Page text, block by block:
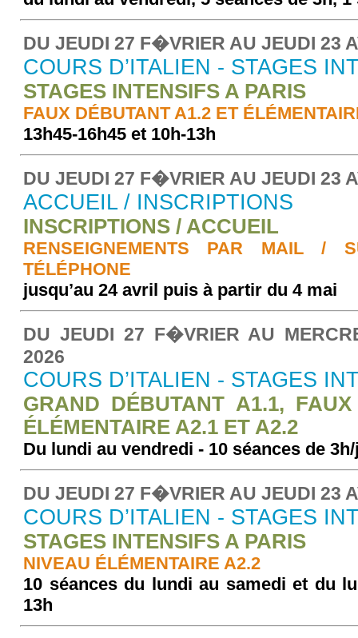
DU JEUDI 27 F�VRIER AU JEUDI 23
COURS D’ITALIEN - STAGES
STAGES INTENSIFS A PARIS
FAUX DÉBUTANT A1.2 ET
13h45-16h45 et 10h-13h
DU JEUDI 27 F�VRIER AU JEUDI 23
ACCUEIL / INSCRIPTIONS
INSCRIPTIONS / ACCUEIL
RENSEIGNEMENTS PAR MAIL /
TÉLÉPHONE
jusqu’au 24 avril puis à partir du 4 mai
DU JEUDI 27 F�VRIER AU
2026
COURS D’ITALIEN - STAGES
GRAND DÉBUTANT A1.1,
ÉLÉMENTAIRE A2.1 ET A2.2
Du lundi au vendredi - 10 séances de
DU JEUDI 27 F�VRIER AU JEUDI 23
COURS D’ITALIEN - STAGES
STAGES INTENSIFS A PARIS
NIVEAU ÉLÉMENTAIRE A2.2
10 séances du lundi au samedi et du
13h